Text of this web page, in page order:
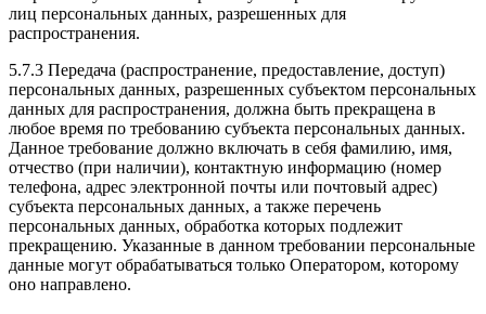
лиц персональных данных, разрешенных для
распространения.
5.7.3 Передача (распространение, предоставление, доступ)
персональных данных, разрешенных субъектом персональных
данных для распространения, должна быть прекращена в
любое время по требованию субъекта персональных данных.
Данное требование должно включать в себя фамилию, имя,
отчество (при наличии), контактную информацию (номер
телефона, адрес электронной почты или почтовый адрес)
субъекта персональных данных, а также перечень
персональных данных, обработка которых подлежит
прекращению. Указанные в данном требовании персональные
данные могут обрабатываться только Оператором, которому
оно направлено.